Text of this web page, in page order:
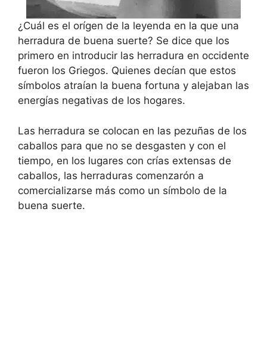
¿Cuál es el orígen de la leyenda en la que una
herradura de buena suerte? Se dice que los
primero en introducir las herradura en occidente
fueron los Griegos. Quienes decían que estos
símbolos atraían la buena fortuna y alejaban las
energías negativas de los hogares.
Las herradura se colocan en las pezuñas de los
caballos para que no se desgasten y con el
tiempo, en los lugares con crías extensas de
caballos, las herraduras comenzarón a
comercializarse más como un símbolo de la
buena suerte.